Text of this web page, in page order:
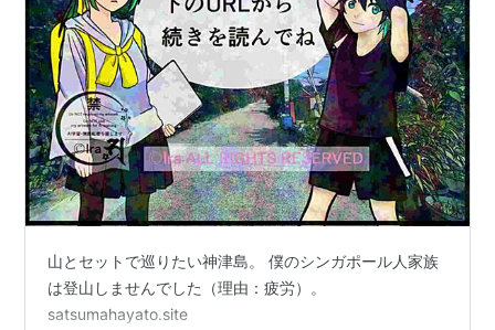
山とセットで巡りたい神津島。 僕のシンガポール人家族
は登山しませんでした（理由：疲労）。
satsumahayato.site